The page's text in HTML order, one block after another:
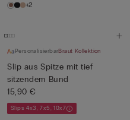
+2
PersonalisierbarBraut Kollektion
Slip aus Spitze mit tief
sitzendem Bund
15,90 €
Slips 4x3, 7x5, 10x7